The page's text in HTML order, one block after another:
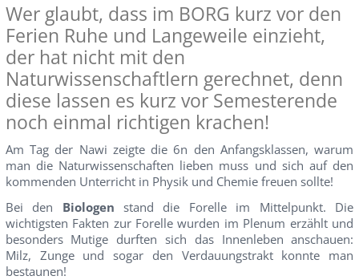
Wer glaubt, dass im BORG kurz vor den
Ferien Ruhe und Langeweile einzieht,
der hat nicht mit den
Naturwissenschaftlern gerechnet, denn
diese lassen es kurz vor Semesterende
noch einmal richtigen krachen!
Am Tag der Nawi zeigte die 6n den Anfangsklassen, warum
man die Naturwissenschaften lieben muss und sich auf den
kommenden Unterricht in Physik und Chemie freuen sollte!
Bei den Biologen stand die Forelle im Mittelpunkt. Die
wichtigsten Fakten zur Forelle wurden im Plenum erzählt und
besonders Mutige durften sich das Innenleben anschauen:
Milz, Zunge und sogar den Verdauungstrakt konnte man
bestaunen!